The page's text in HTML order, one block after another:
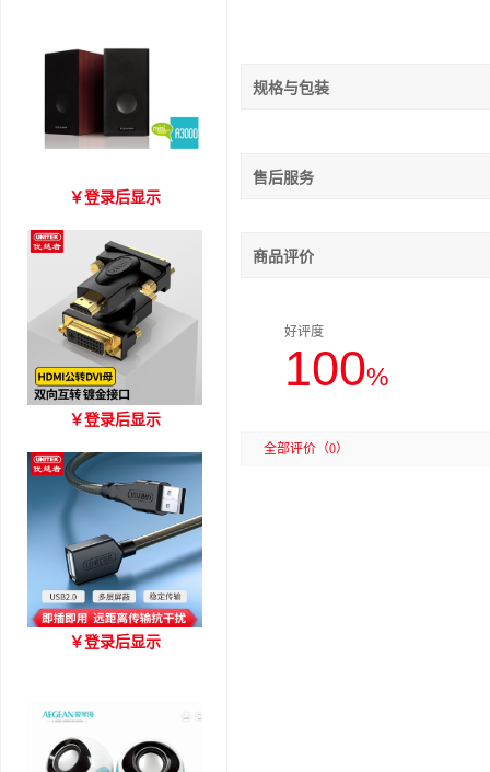
爱琴海 A3000 木质音箱
￥登录后显示
优越者HDMI转DVI双向互
￥登录后显示
优越者Y-C416A 国标
￥登录后显示
规格与包装
售后服务
商品评价
好评度
100%
全部评价 （0）